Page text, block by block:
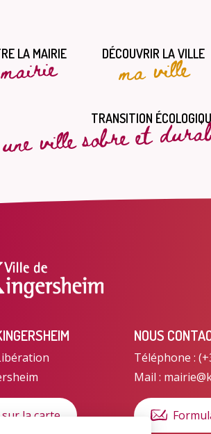
LA MAIRIE DÉCOUVRIR LA VILLE
ma ville
TRANSITION
une ville sobre et
la carte
NOUS
Téléphone :
Mail :